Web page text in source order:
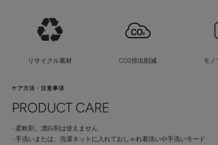
リサイクル素材 CO2排出削減 モノ
ケア方法・注意事項
PRODUCT CARE
- 柔軟剤、漂白剤は使えません
- 手洗いまたは、洗濯ネットに入れておしゃれ着洗いや手洗いモード